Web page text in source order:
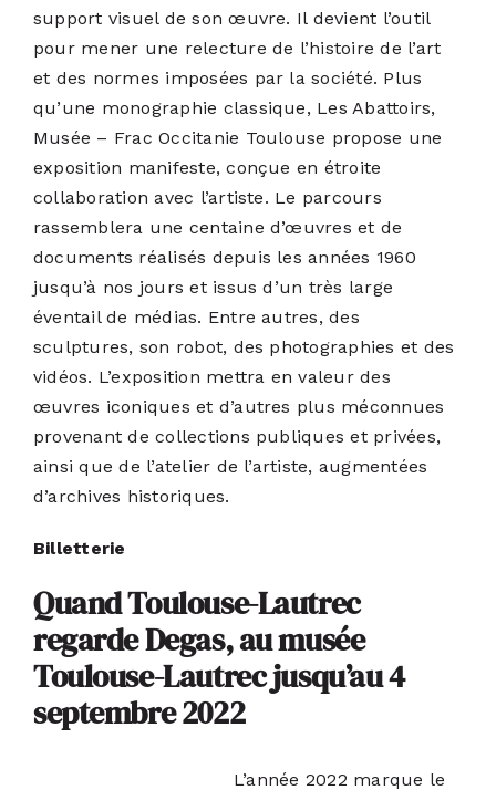
support visuel de son œuvre. Il devient l’outil
pour mener une relecture de l’histoire de l’art
et des normes imposées par la société. Plus
qu’une monographie classique, Les Abattoirs,
Musée – Frac Occitanie Toulouse propose une
exposition manifeste, conçue en étroite
collaboration avec l’artiste. Le parcours
rassemblera une centaine d’œuvres et de
documents réalisés depuis les années 1960
jusqu’à nos jours et issus d’un très large
éventail de médias. Entre autres, des
sculptures, son robot, des photographies et des
vidéos. L’exposition mettra en valeur des
œuvres iconiques et d’autres plus méconnues
provenant de collections publiques et privées,
ainsi que de l’atelier de l’artiste, augmentées
d’archives historiques.
Billetterie
Quand Toulouse-Lautrec
regarde Degas, au musée
Toulouse-Lautrec jusqu’au 4
septembre 2022
L’année 2022 marque le